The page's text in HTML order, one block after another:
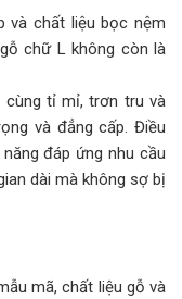
và chất liệu bọc nệm
chữ L không còn là
cùng tỉ mỉ, trơn tru và
và đẳng cấp. Điều
đáp ứng nhu cầu
dài mà không sợ bị
mã, chất liệu gỗ và